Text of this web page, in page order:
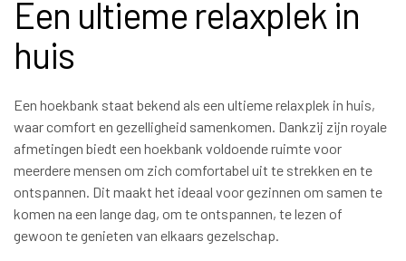
Een ultieme relaxplek in
huis
Een hoekbank staat bekend als een ultieme relaxplek in huis,
waar comfort en gezelligheid samenkomen. Dankzij zijn royale
afmetingen biedt een hoekbank voldoende ruimte voor
meerdere mensen om zich comfortabel uit te strekken en te
ontspannen. Dit maakt het ideaal voor gezinnen om samen te
komen na een lange dag, om te ontspannen, te lezen of
gewoon te genieten van elkaars gezelschap.